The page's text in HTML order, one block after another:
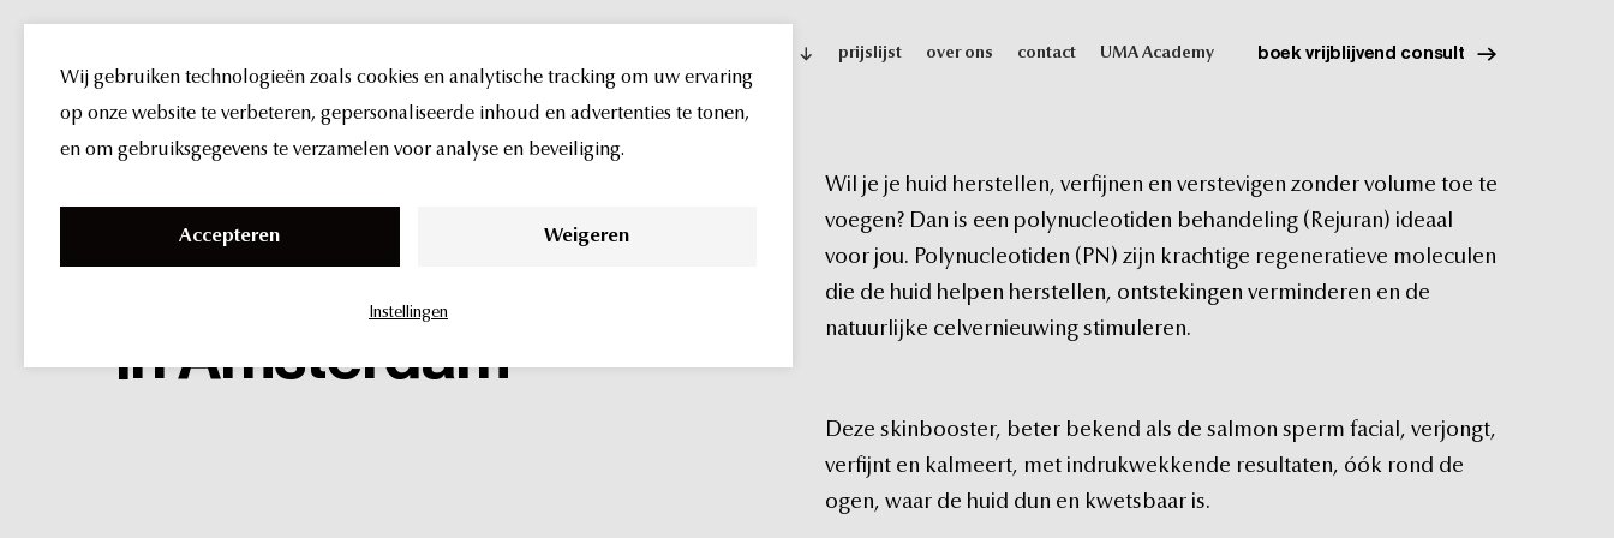
prijslijst over ons contact UMA Academy boek vrijblijvend consult
rejuranbehandeling
bijUMAClinic
inAmsterdam
Wil je je huid herstellen, verfijnen en verstevigen zonder volume toe te
voegen? Dan is een polynucleotiden behandeling (Rejuran) ideaal
voor jou. Polynucleotiden (PN) zijn krachtige regeneratieve moleculen
die de huid helpen herstellen, ontstekingen verminderen en de
natuurlijke celvernieuwing stimuleren.
Deze skinbooster, beter bekend als de salmon sperm facial, verjongt,
verfijnt en kalmeert, met indrukwekkende resultaten, óók rond de
ogen, waar de huid dun en kwetsbaar is.
Wij gebruiken technologieën zoals cookies en analytische tracking om uw ervaring
op onze website te verbeteren, gepersonaliseerde inhoud en advertenties te tonen,
en om gebruiksgegevens te verzamelen voor analyse en beveiliging.
Accepteren Weigeren
Instellingen